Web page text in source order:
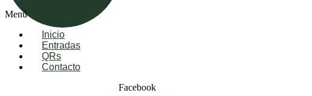
Menú
Inicio
Entradas
QRs
Contacto
Facebook